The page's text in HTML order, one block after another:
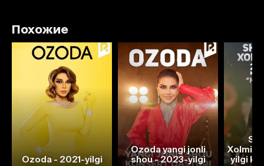
Похожие
Ozoda - 2021-yilgi
Ozoda yangi jonli
shou - 2023-yilgi
yilgi